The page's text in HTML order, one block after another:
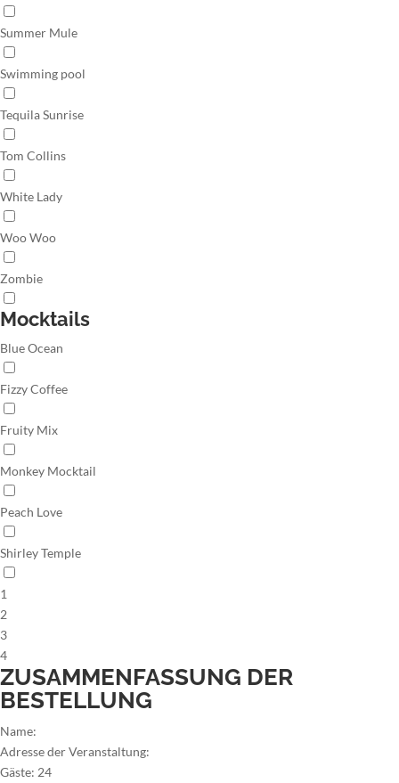
Summer Mule
Swimming pool
Tequila Sunrise
Tom Collins
White Lady
Woo Woo
Zombie
Mocktails
Blue Ocean
Fizzy Coffee
Fruity Mix
Monkey Mocktail
Peach Love
Shirley Temple
1
2
3
4
ZUSAMMENFASSUNG DER
BESTELLUNG
Name:
Adresse der Veranstaltung:
Gäste: 24